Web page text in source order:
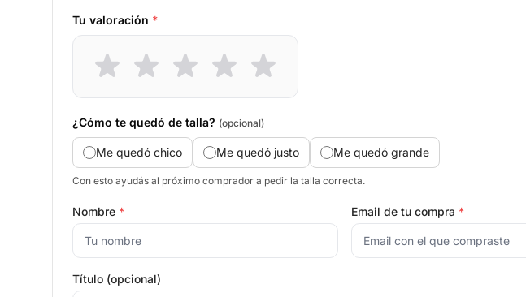
Tu valoración *
¿Cómo te quedó de talla? (opcional)
Me quedó chico Me quedó justo Me quedó grande
Con esto ayudás al próximo comprador a pedir la talla correcta.
Nombre * Email de tu compra *
Título (opcional)